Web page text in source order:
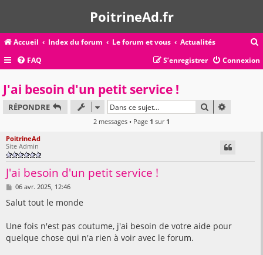
PoitrineAd.fr
Accueil Index du forum Le forum et vous Actualités
c
c
FAQ Connexion
S’enregistrer
J'ai besoin d'un petit service !
RÉPONDRE RECHERCHER
2 messages • Page 1 sur 1
PoitrineAd
Site Admin
J'ai besoin d'un petit service !
M
s
g
e
06 avr. 2025, 12:46
Salut tout le monde
Une fois n'est pas coutume, j'ai besoin de votre aide pour
quelque chose qui n'a rien à voir avec le forum.